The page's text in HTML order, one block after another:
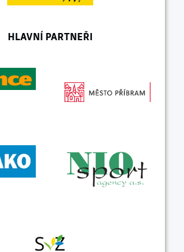
HLAVNÍ PARTNEŘI